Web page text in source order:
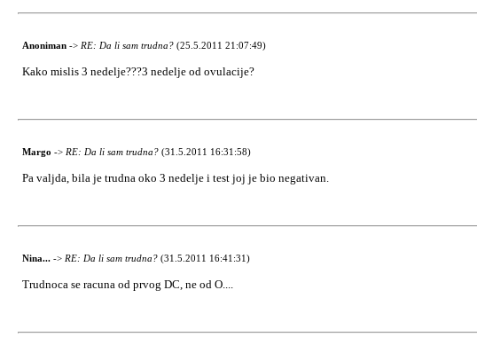
Anoniman-> RE: Da li sam trudna? (25.5.2011 21:07:49)
Kako mislis 3 nedelje???3 nedelje od ovulacije?
Margo -> RE: Da li sam trudna? (31.5.2011 16:31:58)
Pa valjda, bila je trudna oko 3 nedelje i test joj je bio negativan.
Nina...-> RE: Da li sam trudna? (31.5.2011 16:41:31)
Trudnoca se racuna od prvog DC, ne od O....